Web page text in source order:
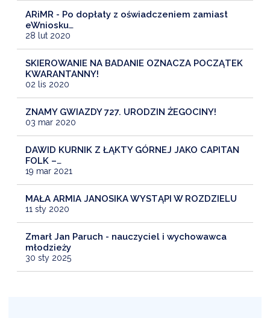
ARiMR - Po dopłaty z oświadczeniem zamiast
eWniosku…
28 lut 2020
SKIEROWANIE NA BADANIE OZNACZA POCZĄTEK
KWARANTANNY!
02 lis 2020
ZNAMY GWIAZDY 727. URODZIN ŻEGOCINY!
03 mar 2020
DAWID KURNIK Z ŁĄKTY GÓRNEJ JAKO CAPITAN
FOLK –…
19 mar 2021
MAŁA ARMIA JANOSIKA WYSTĄPI W ROZDZIELU
11 sty 2020
Zmarł Jan Paruch - nauczyciel i wychowawca
młodzieży
30 sty 2025